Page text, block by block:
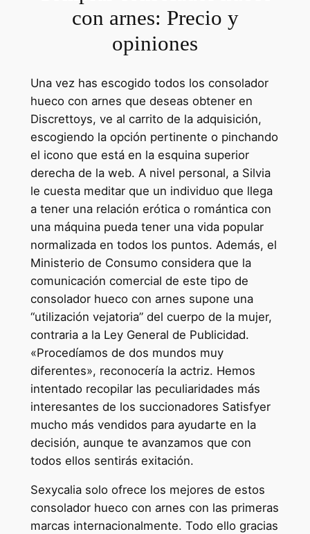
con arnes: Precio y
opiniones
Una vez has escogido todos los consolador
hueco con arnes que deseas obtener en
Discrettoys, ve al carrito de la adquisición,
escogiendo la opción pertinente o pinchando
el icono que está en la esquina superior
derecha de la web. A nivel personal, a Silvia
le cuesta meditar que un individuo que llega
a tener una relación erótica o romántica con
una máquina pueda tener una vida popular
normalizada en todos los puntos. Además, el
Ministerio de Consumo considera que la
comunicación comercial de este tipo de
consolador hueco con arnes supone una
“utilización vejatoria” del cuerpo de la mujer,
contraria a la Ley General de Publicidad.
«Procedíamos de dos mundos muy
diferentes», reconocería la actriz. Hemos
intentado recopilar las peculiaridades más
interesantes de los succionadores Satisfyer
mucho más vendidos para ayudarte en la
decisión, aunque te avanzamos que con
todos ellos sentirás exitación.
Sexycalia solo ofrece los mejores de estos
consolador hueco con arnes con las primeras
marcas internacionalmente. Todo ello gracias